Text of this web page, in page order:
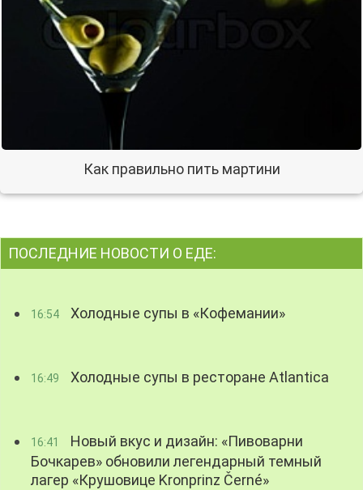
Как правильно пить мартини
ПОСЛЕДНИЕ НОВОСТИ О ЕДЕ:
16:54 Холодные супы в «Кофемании»
16:49 Холодные супы в ресторане Atlantica
16:41
Новый вкус и дизайн: «Пивоварни
Бочкарев» обновили легендарный темный
лагер «Крушовице Kronprinz Černé»